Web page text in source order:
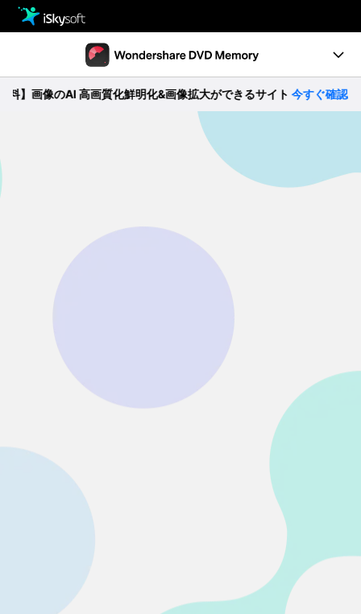
Utility
製品活用事例
製品機能
像のAI 高画質化鮮明化&画像拡大ができるサイト今すぐ確認 >>